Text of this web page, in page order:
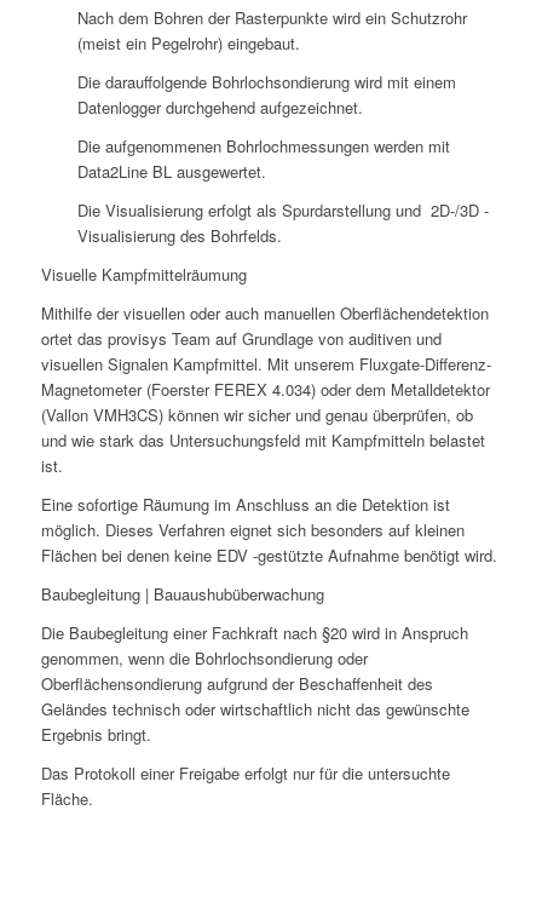
Nach dem Bohren der Rasterpunkte wird ein Schutzrohr
(meist ein Pegelrohr) eingebaut.
Die darauffolgende Bohrlochsondierung wird mit einem
Datenlogger durchgehend aufgezeichnet.
Die aufgenommenen Bohrlochmessungen werden mit
Data2Line BL ausgewertet.
Die Visualisierung erfolgt als Spurdarstellung und 2D-/3D -
Visualisierung des Bohrfelds.
Visuelle Kampfmittelräumung
Mithilfe der visuellen oder auch manuellen Oberflächendetektion
ortet das provisys Team auf Grundlage von auditiven und
visuellen Signalen Kampfmittel. Mit unserem Fluxgate-Differenz-
Magnetometer (Foerster FEREX 4.034) oder dem Metalldetektor
(Vallon VMH3CS) können wir sicher und genau überprüfen, ob
und wie stark das Untersuchungsfeld mit Kampfmitteln belastet
ist.
Eine sofortige Räumung im Anschluss an die Detektion ist
möglich. Dieses Verfahren eignet sich besonders auf kleinen
Flächen bei denen keine EDV -gestützte Aufnahme benötigt wird.
Baubegleitung | Bauaushubüberwachung
Die Baubegleitung einer Fachkraft nach §20 wird in Anspruch
genommen, wenn die Bohrlochsondierung oder
Oberflächensondierung aufgrund der Beschaffenheit des
Geländes technisch oder wirtschaftlich nicht das gewünschte
Ergebnis bringt.
Das Protokoll einer Freigabe erfolgt nur für die untersuchte
Fläche.